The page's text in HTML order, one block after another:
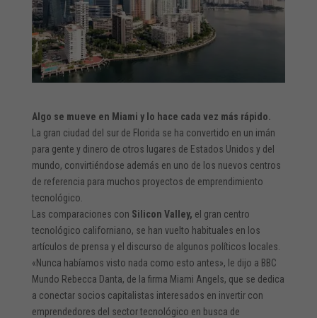
Algo se mueve en Miami y lo hace cada vez más rápido.
La gran ciudad del sur de Florida se ha convertido en un imán
para gente y dinero de otros lugares de Estados Unidos y del
mundo, convirtiéndose además en uno de los nuevos centros
de referencia para muchos proyectos de emprendimiento
tecnológico.
Las comparaciones con Silicon Valley, el gran centro
tecnológico californiano, se han vuelto habituales en los
artículos de prensa y el discurso de algunos políticos locales.
«Nunca habíamos visto nada como esto antes», le dijo a BBC
Mundo Rebecca Danta, de la firma Miami Angels, que se dedica
a conectar socios capitalistas interesados en invertir con
emprendedores del sector tecnológico en busca de